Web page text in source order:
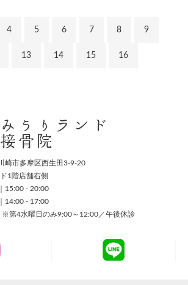
4 5 6 7 8 9
13 14 15 16
うりランド
骨院
崎市多摩区西生田3-9-20
1階店舗右側
15:00 - 20:00
14:00 - 17:00
第4水曜日のみ9:00～12:00／午後休診